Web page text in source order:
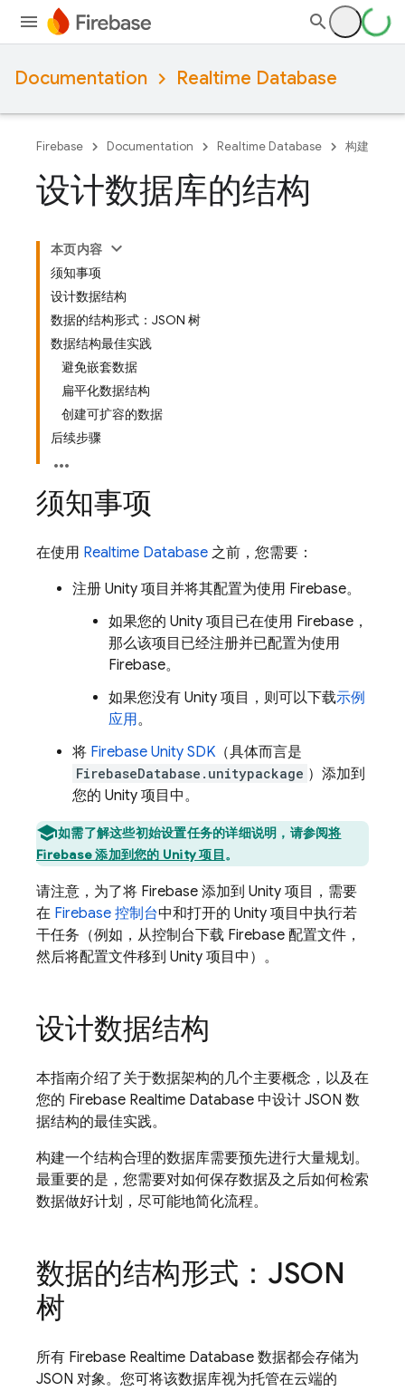
Documentation Realtime Database
Firebase Documentation Realtime Database 构建
设计数据库的结构
本页内容
须知事项
设计数据结构
数据的结构形式：JSON 树
数据结构最佳实践
避免嵌套数据
扁平化数据结构
创建可扩容的数据
后续步骤
须知事项
在使用 Realtime Database 之前，您需要：
注册 Unity 项目并将其配置为使用 Firebase。
如果您的 Unity 项目已在使用 Firebase，
那么该项目已经注册并已配置为使用
Firebase。
如果您没有 Unity 项目，则可以下载示例
应用。
将 Firebase Unity SDK （具体而言是
FirebaseDatabase.unitypackage ）添加到
您的 Unity 项目中。
如需了解这些初始设置任务的详细说明，请参阅将
Firebase 添加到您的 Unity 项目。
请注意，为了将 Firebase 添加到 Unity 项目，需要
在 Firebase 控制台中和打开的 Unity 项目中执行若
干任务（例如，从控制台下载 Firebase 配置文件，
然后将配置文件移到 Unity 项目中）。
设计数据结构
本指南介绍了关于数据架构的几个主要概念，以及在
您的 Firebase Realtime Database 中设计 JSON 数
据结构的最佳实践。
构建一个结构合理的数据库需要预先进行大量规划。
最重要的是，您需要对如何保存数据及之后如何检索
数据做好计划，尽可能地简化流程。
数据的结构形式：JSON
树
所有 Firebase Realtime Database 数据都会存储为
JSON 对象。您可将该数据库视为托管在云端的